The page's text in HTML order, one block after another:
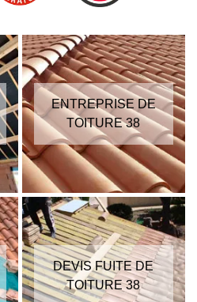
ENTREPRISE DE
TOITURE 38
DEVIS FUITE DE
TOITURE 38